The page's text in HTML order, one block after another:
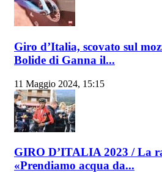
Giro d’Italia, scovato sul
Bolide di Ganna il...
11 Maggio 2024, 15:15
GIRO D’ITALIA 2023 / La
«Prendiamo acqua da...